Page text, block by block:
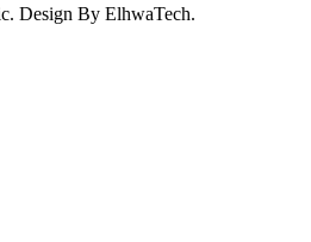
Design By ElhwaTech.